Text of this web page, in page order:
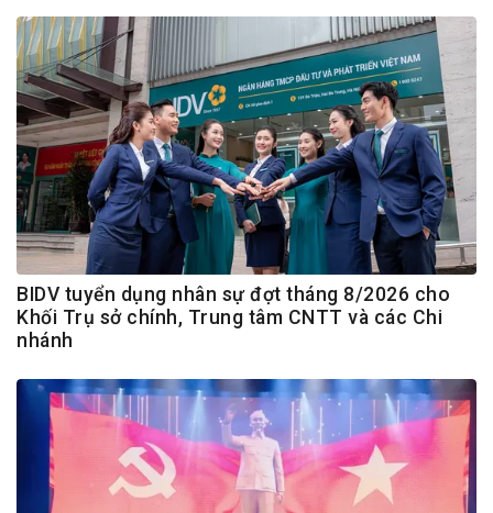
BIDV tuyển dụng nhân sự đợt tháng 8/2026 cho
Khối Trụ sở chính, Trung tâm CNTT và các Chi
nhánh